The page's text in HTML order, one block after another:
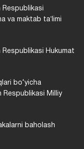
Respublikasi
va maktab taʼlimi
Respublikasi Hukumat
bo‘yicha
Respublikasi Milliy
baholash